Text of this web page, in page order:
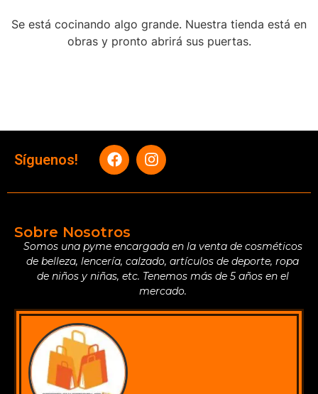
Se está cocinando algo grande. Nuestra tienda está en
obras y pronto abrirá sus puertas.
Síguenos!
Sobre Nosotros
Somos una pyme encargada en la venta de cosméticos
de belleza, lencería, calzado, artículos de deporte, ropa
de niños y niñas, etc. Tenemos más de 5 años en el
mercado.